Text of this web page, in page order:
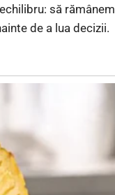
să
de a lua decizii.